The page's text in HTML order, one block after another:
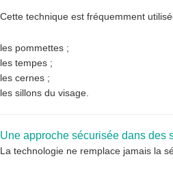
Cette technique est fréquemment
les pommettes ;
les tempes ;
les cernes ;
les sillons du visage.
Une approche sécurisée dans des
La technologie ne remplace jamais la